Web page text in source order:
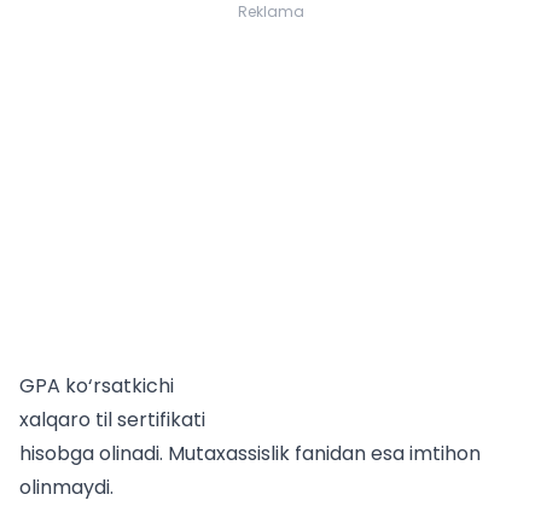
Reklama
GPA ko‘rsatkichi
xalqaro til sertifikati
hisobga olinadi. Mutaxassislik fanidan esa imtihon
olinmaydi.